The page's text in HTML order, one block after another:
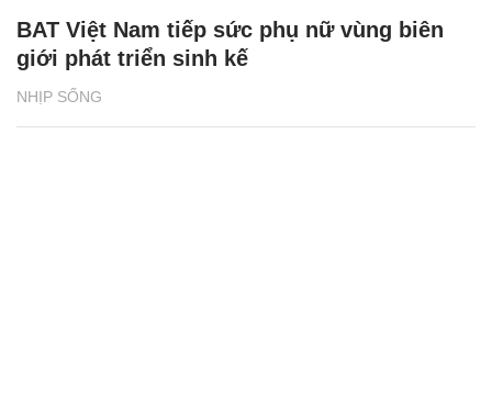
NHỊP SỐNG
BAT Việt Nam tiếp sức phụ nữ vùng biên
giới phát triển sinh kế